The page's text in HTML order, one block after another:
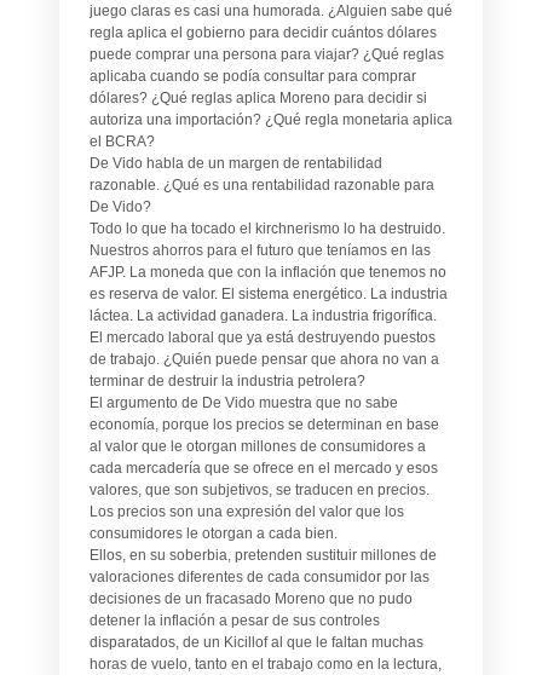
juego claras es casi una humorada. ¿Alguien sabe qué
regla aplica el gobierno para decidir cuántos dólares
puede comprar una persona para viajar? ¿Qué reglas
aplicaba cuando se podía consultar para comprar
dólares? ¿Qué reglas aplica Moreno para decidir si
autoriza una importación? ¿Qué regla monetaria aplica
el BCRA?
De Vido habla de un margen de rentabilidad
razonable. ¿Qué es una rentabilidad razonable para
De Vido?
Todo lo que ha tocado el kirchnerismo lo ha destruido.
Nuestros ahorros para el futuro que teníamos en las
AFJP. La moneda que con la inflación que tenemos no
es reserva de valor. El sistema energético. La industria
láctea. La actividad ganadera. La industria frigorífica.
El mercado laboral que ya está destruyendo puestos
de trabajo. ¿Quién puede pensar que ahora no van a
terminar de destruir la industria petrolera?
El argumento de De Vido muestra que no sabe
economía, porque los precios se determinan en base
al valor que le otorgan millones de consumidores a
cada mercadería que se ofrece en el mercado y esos
valores, que son subjetivos, se traducen en precios.
Los precios son una expresión del valor que los
consumidores le otorgan a cada bien.
Ellos, en su soberbia, pretenden sustituir millones de
valoraciones diferentes de cada consumidor por las
decisiones de un fracasado Moreno que no pudo
detener la inflación a pesar de sus controles
disparatados, de un Kicillof al que le faltan muchas
horas de vuelo, tanto en el trabajo como en la lectura,